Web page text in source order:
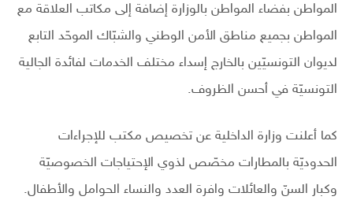
المواطن بفضاء المواطن بالوزارة إضافة إلى مكاتب العلاقة مع
المواطن بجميع مناطق الأمن الوطني والشبّاك الموحّد التابع
لديوان التونسيّين بالخارج إسداء مختلف الخدمات لفائدة الجالية
التونسيّة في أحسن الظروف.
كما أعلنت وزارة الداخلية عن تخصيص مكتب للإجراءات
الحدوديّة بالمطارات مخصّص لذوي الإحتياجات الخصوصيّة
وكبار السنّ والعائلات وافرة العدد والنساء الحوامل والأطفال.